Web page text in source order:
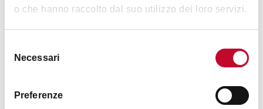
o che hanno raccolto dal suo utilizzo dei loro servizi.
delNecessari
Preferenze
Images